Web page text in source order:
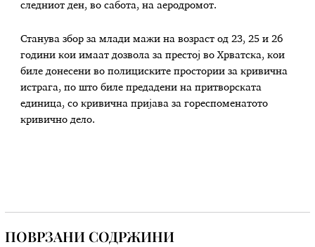
следниот ден, во сабота, на аеродромот.
Станува збор за млади мажи на возраст од 23, 25 и 26
години кои имаат дозвола за престој во Хрватска, кои
биле донесени во полициските простории за кривична
истрага, по што биле предадени на притворската
единица, со кривична пријава за гореспоменатото
кривично дело.
ПОВРЗАНИ СОДРЖИНИ